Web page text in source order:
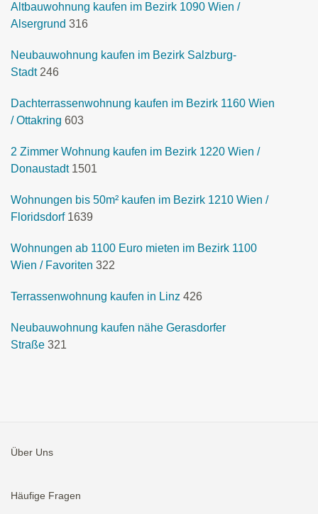
Altbauwohnung kaufen im Bezirk 1090 Wien /
Alsergrund 316
Neubauwohnung kaufen im Bezirk Salzburg-
Stadt 246
Dachterrassenwohnung kaufen im Bezirk 1160 Wien
/ Ottakring 603
2 Zimmer Wohnung kaufen im Bezirk 1220 Wien /
Donaustadt 1501
Wohnungen bis 50m² kaufen im Bezirk 1210 Wien /
Floridsdorf 1639
Wohnungen ab 1100 Euro mieten im Bezirk 1100
Wien / Favoriten 322
Terrassenwohnung kaufen in Linz 426
Neubauwohnung kaufen nähe Gerasdorfer
Straße 321
Über Uns
Häufige Fragen